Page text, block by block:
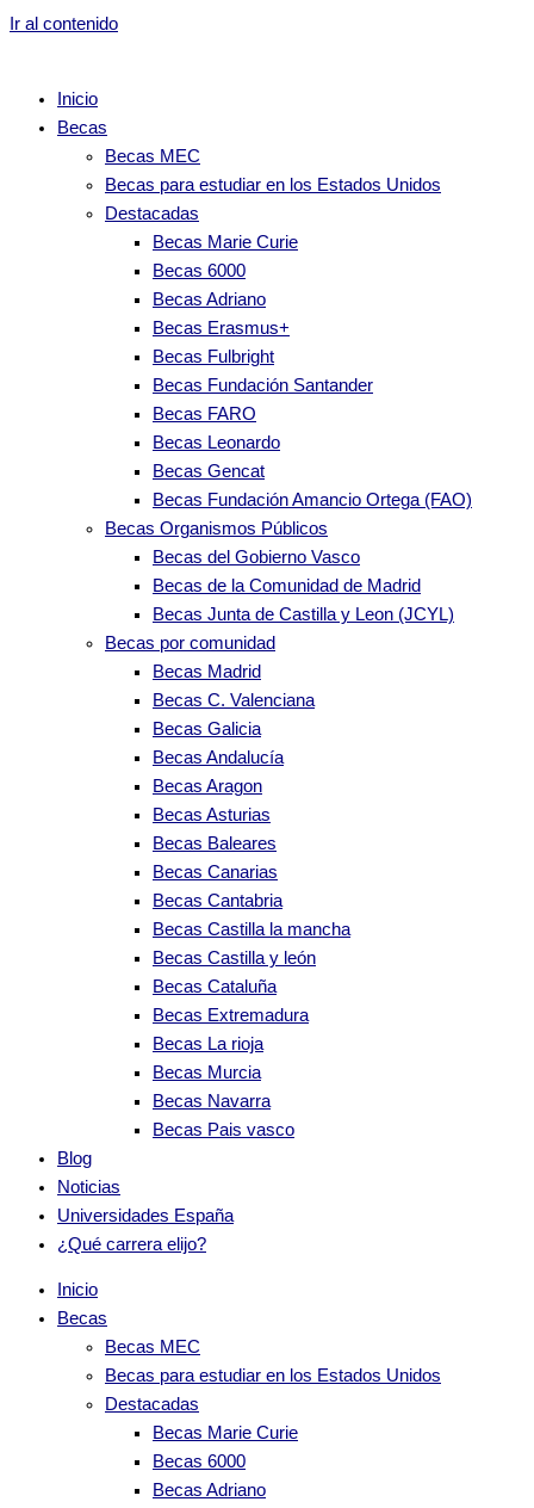
Ir al contenido
Inicio
Becas
Becas MEC
Becas para estudiar en los Estados Unidos
Destacadas
Becas Marie Curie
Becas 6000
Becas Adriano
Becas Erasmus+
Becas Fulbright
Becas Fundación Santander
Becas FARO
Becas Leonardo
Becas Gencat
Becas Fundación Amancio Ortega (FAO)
Becas Organismos Públicos
Becas del Gobierno Vasco
Becas de la Comunidad de Madrid
Becas Junta de Castilla y Leon (JCYL)
Becas por comunidad
Becas Madrid
Becas C. Valenciana
Becas Galicia
Becas Andalucía
Becas Aragon
Becas Asturias
Becas Baleares
Becas Canarias
Becas Cantabria
Becas Castilla la mancha
Becas Castilla y león
Becas Cataluña
Becas Extremadura
Becas La rioja
Becas Murcia
Becas Navarra
Becas Pais vasco
Blog
Noticias
Universidades España
¿Qué carrera elijo?
Inicio
Becas
Becas MEC
Becas para estudiar en los Estados Unidos
Destacadas
Becas Marie Curie
Becas 6000
Becas Adriano